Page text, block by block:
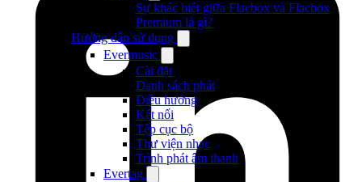
Sự khác biệt giữa Flacbox và Flacbox
Premium là gì?
Hướng dẫn sử dụng
Evermusic
Cài đặt
Danh sách phát
Điều hướng
Kết nối
Tệp cục bộ
Thư viện nhạc
Trình phát âm thanh
Evertag